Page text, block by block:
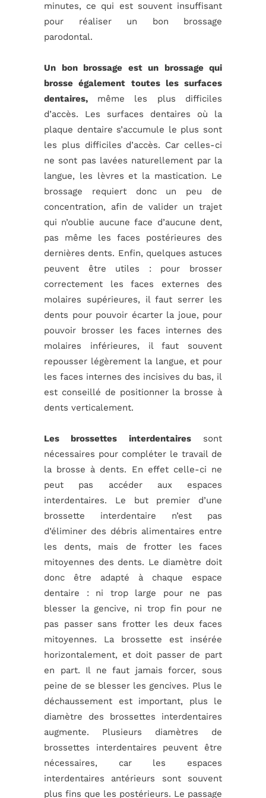
minutes, ce qui est souvent insuffisant
pour réaliser un bon brossage
parodontal.
Un bon brossage est un brossage qui
brosse également toutes les surfaces
dentaires, même les plus difficiles
d’accès. Les surfaces dentaires où la
plaque dentaire s’accumule le plus sont
les plus difficiles d’accès. Car celles-ci
ne sont pas lavées naturellement par la
langue, les lèvres et la mastication. Le
brossage requiert donc un peu de
concentration, afin de valider un trajet
qui n’oublie aucune face d’aucune dent,
pas même les faces postérieures des
dernières dents. Enfin, quelques astuces
peuvent être utiles : pour brosser
correctement les faces externes des
molaires supérieures, il faut serrer les
dents pour pouvoir écarter la joue, pour
pouvoir brosser les faces internes des
molaires inférieures, il faut souvent
repousser légèrement la langue, et pour
les faces internes des incisives du bas, il
est conseillé de positionner la brosse à
dents verticalement.
Les brossettes interdentairessont
nécessaires pour compléter le travail de
la brosse à dents. En effet celle-ci ne
peut pas accéder aux espaces
interdentaires. Le but premier d’une
brossette interdentaire n’est pas
d’éliminer des débris alimentaires entre
les dents, mais de frotter les faces
mitoyennes des dents. Le diamètre doit
donc être adapté à chaque espace
dentaire : ni trop large pour ne pas
blesser la gencive, ni trop fin pour ne
pas passer sans frotter les deux faces
mitoyennes. La brossette est insérée
horizontalement, et doit passer de part
en part. Il ne faut jamais forcer, sous
peine de se blesser les gencives. Plus le
déchaussement est important, plus le
diamètre des brossettes interdentaires
augmente. Plusieurs diamètres de
brossettes interdentaires peuvent être
nécessaires, car les espaces
interdentaires antérieurs sont souvent
plus fins que les postérieurs. Le passage